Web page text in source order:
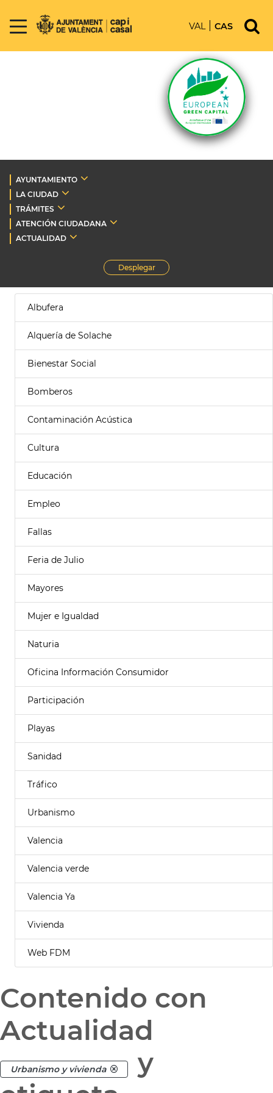
VAL CAS
AYUNTAMIENTO
LA CIUDAD
TRÁMITES
ATENCIÓN CIUDADANA
ACTUALIDAD
Desplegar
Albufera
Alquería de Solache
Bienestar Social
Bomberos
Contaminación Acústica
Cultura
Educación
Empleo
Fallas
Feria de Julio
Mayores
Mujer e Igualdad
Naturia
Oficina Información Consumidor
Participación
Playas
Sanidad
Tráfico
Urbanismo
Valencia
Valencia verde
Valencia Ya
Vivienda
Web FDM
Contenido con
Actualidad
Urbanismo y vivienda
y